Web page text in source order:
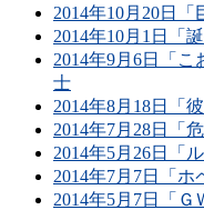
2014年10月20日
2014年10月1日「
2014年9月6日「
士
2014年8月18日「
2014年7月28日「
2014年5月26日「
2014年7月7日「
2014年5月7日「